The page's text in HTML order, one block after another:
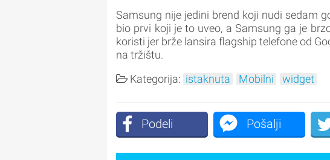
Samsung nije jedini brend koji nudi sedam
bio prvi koji je to uveo, a Samsung ga je
koristi jer brže lansira flagship telefone od
na tržištu.
Kategorija: istaknuta Mobilni widget
Podeli Pošalji